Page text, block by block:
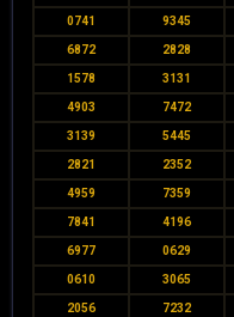
0741 9345
6872 2828
1578 3131
4903 7472
3139 5445
2821 2352
4959 7359
7841 4196
6977 0629
0610 3065
2056 7232